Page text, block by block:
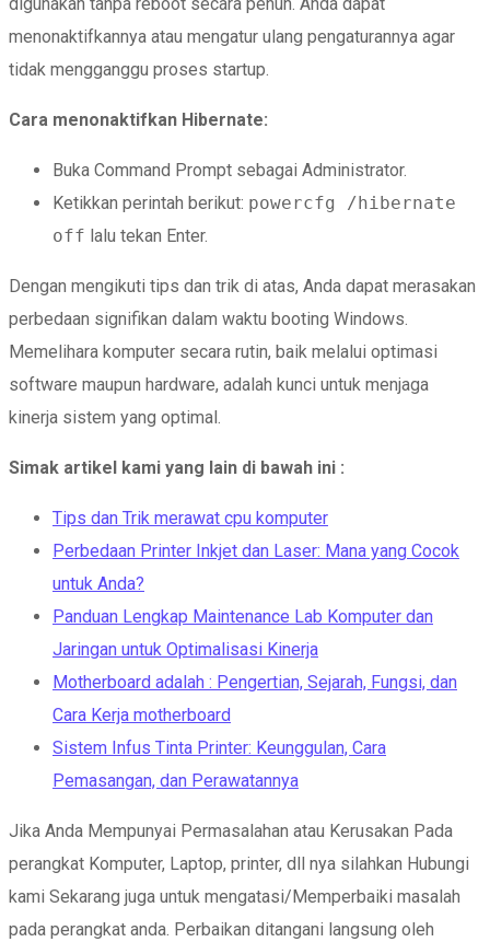
menonaktifkannya atau mengatur ulang pengaturannya agar
tidak mengganggu proses startup.
Cara menonaktifkan Hibernate:
Buka Command Prompt sebagai Administrator.
Ketikkan perintah berikut: powercfg /hibernate
off lalu tekan Enter.
Dengan mengikuti tips dan trik di atas, Anda dapat merasakan
perbedaan signifikan dalam waktu booting Windows.
Memelihara komputer secara rutin, baik melalui optimasi
software maupun hardware, adalah kunci untuk menjaga
kinerja sistem yang optimal.
Simak artikel kami yang lain di bawah ini :
Tips dan Trik merawat cpu komputer
Perbedaan Printer Inkjet dan Laser: Mana yang Cocok
untuk Anda?
Panduan Lengkap Maintenance Lab Komputer dan
Jaringan untuk Optimalisasi Kinerja
Motherboard adalah : Pengertian, Sejarah, Fungsi, dan
Cara Kerja motherboard
Sistem Infus Tinta Printer: Keunggulan, Cara
Pemasangan, dan Perawatannya
Jika Anda Mempunyai Permasalahan atau Kerusakan Pada
perangkat Komputer, Laptop, printer, dll nya silahkan Hubungi
kami Sekarang juga untuk mengatasi/Memperbaiki masalah
pada perangkat anda. Perbaikan ditangani langsung oleh